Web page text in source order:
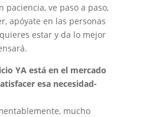
paciencia, ve paso a paso,
apóyate en las personas
estar y da lo mejor
YA está en el mercado
esa necesidad-
mucho